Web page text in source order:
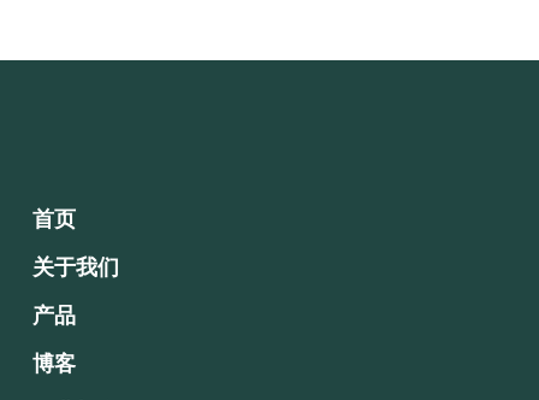
首页
关于我们
产品
博客